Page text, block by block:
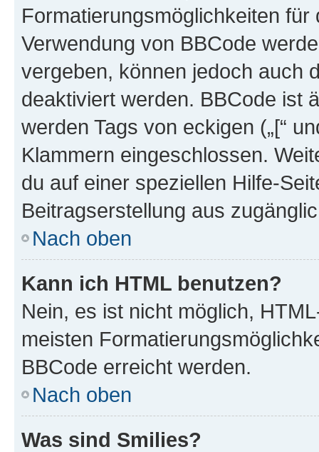
Formatierungsmöglichkeiten
Verwendung von BBCode
vergeben, können jedoch auch
deaktiviert werden. BBCode ist
werden Tags von eckigen („[“
Klammern eingeschlossen.
du auf einer speziellen Hilfe-
Beitragserstellung aus
Nach oben
Kann ich HTML benutzen?
Nein, es ist nicht möglich,
meisten
BBCode erreicht werden.
Nach oben
Was sind Smilies?